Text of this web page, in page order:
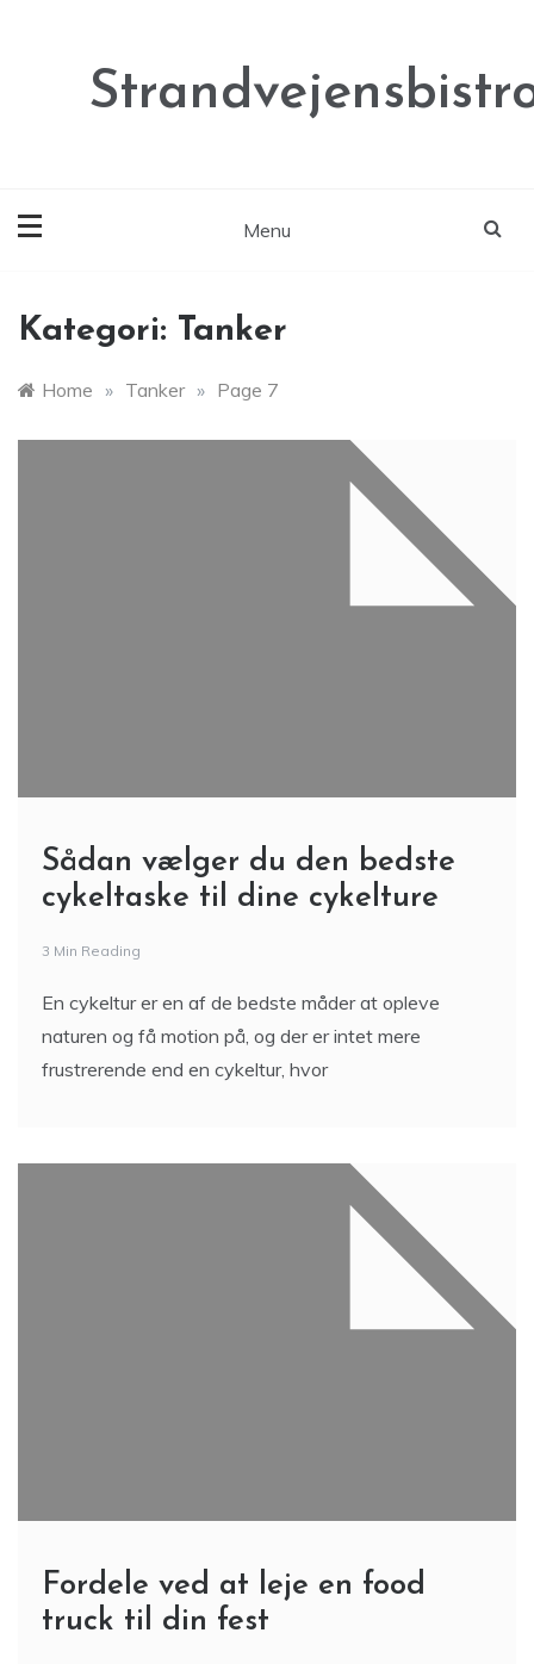
Menu
Kategori: Tanker
Home » Tanker » Page 7
Sådan vælger du den bedste
cykeltaske til dine cykelture
3 Min Reading
En cykeltur er en af de bedste måder at opleve
naturen og få motion på, og der er intet mere
frustrerende end en cykeltur, hvor
Fordele ved at leje en food
truck til din fest